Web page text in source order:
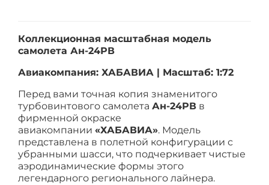
Коллекционная масштабная модель
самолета Ан-24РВ
Авиакомпания: ХАБАВИА | Масштаб: 1:72
Перед вами точная копия знаменитого
турбовинтового самолета Ан-24РВ в
фирменной окраске
авиакомпании «ХАБАВИА». Модель
представлена в полетной конфигурации с
убранными шасси, что подчеркивает чистые
аэродинамические формы этого
легендарного регионального лайнера.